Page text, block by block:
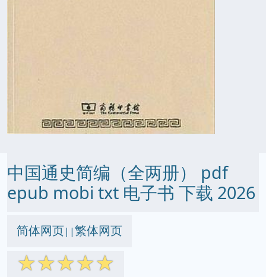
中国通史简编（全两册） pdf
epub mobi txt 电子书 下载 2026
简体网页||繁体网页
☆☆☆☆☆